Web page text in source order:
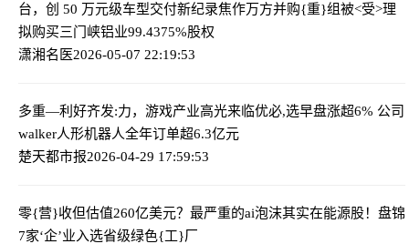
台，创 50 万元级车型交付新纪录焦作万方并购{重}组被<受>理
拟购买三门峡铝业99.4375%股权
潇湘名医2026-05-07 22:19:53
多重—利好齐发:力，游戏产业高光来临优必,选早盘涨超6% 公司
walker人形机器人全年订单超6.3亿元
楚天都市报2026-04-29 17:59:53
零{营}收但估值260亿美元？最严重的ai泡沫其实在能源股！ 盘锦
7家‘企’业入选省级绿色{工}厂